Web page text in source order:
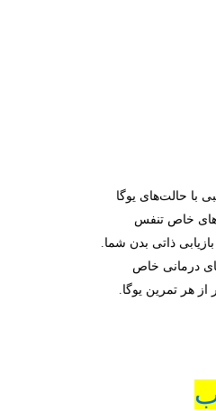
با حالت‌های یوگا
خاص تنفس
ذاتی بدن شما.
درمانی خاص
از هر تمرین یوگا.